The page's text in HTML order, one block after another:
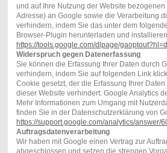
und auf Ihre Nutzung der Website
Adresse) an Google sowie die Verarbeitung
verhindern, indem Sie das unter dem
Browser-Plugin herunterladen und
https://tools.google.com/dlpage/
Widerspruch gegen Datenerfassung
Sie können die Erfassung Ihrer Daten durch
verhindern, indem Sie auf folgenden Link
Cookie gesetzt, der die Erfassung Ihrer
dieser Website verhindert: Google Analytics
Mehr Informationen zum Umgang mit
finden Sie in der Datenschutzerklärung von
https://support.google.com/analytics/answer/
Auftragsdatenverarbeitung
Wir haben mit Google einen Vertrag zur
abgeschlossen und setzen die strengen